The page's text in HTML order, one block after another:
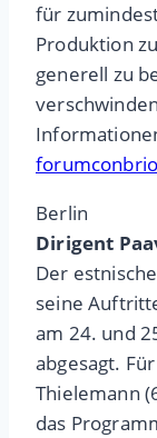
für
Produktion
generell zu
Berlin
Dirigent
Der
seine
am 24. und
abgesagt.
Thielemann
das